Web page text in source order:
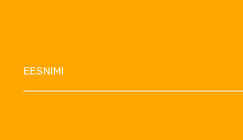
EESNIMI